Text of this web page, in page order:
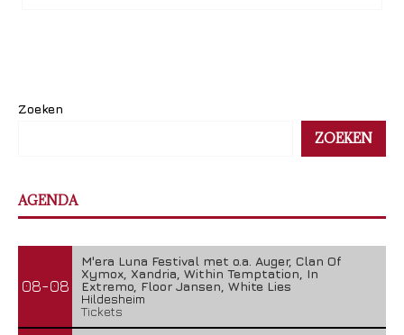
Zoeken
ZOEKEN
AGENDA
08-08
M'era Luna Festival met o.a. Auger, Clan Of
Xymox, Xandria, Within Temptation, In
Extremo, Floor Jansen, White Lies
Hildesheim
Tickets